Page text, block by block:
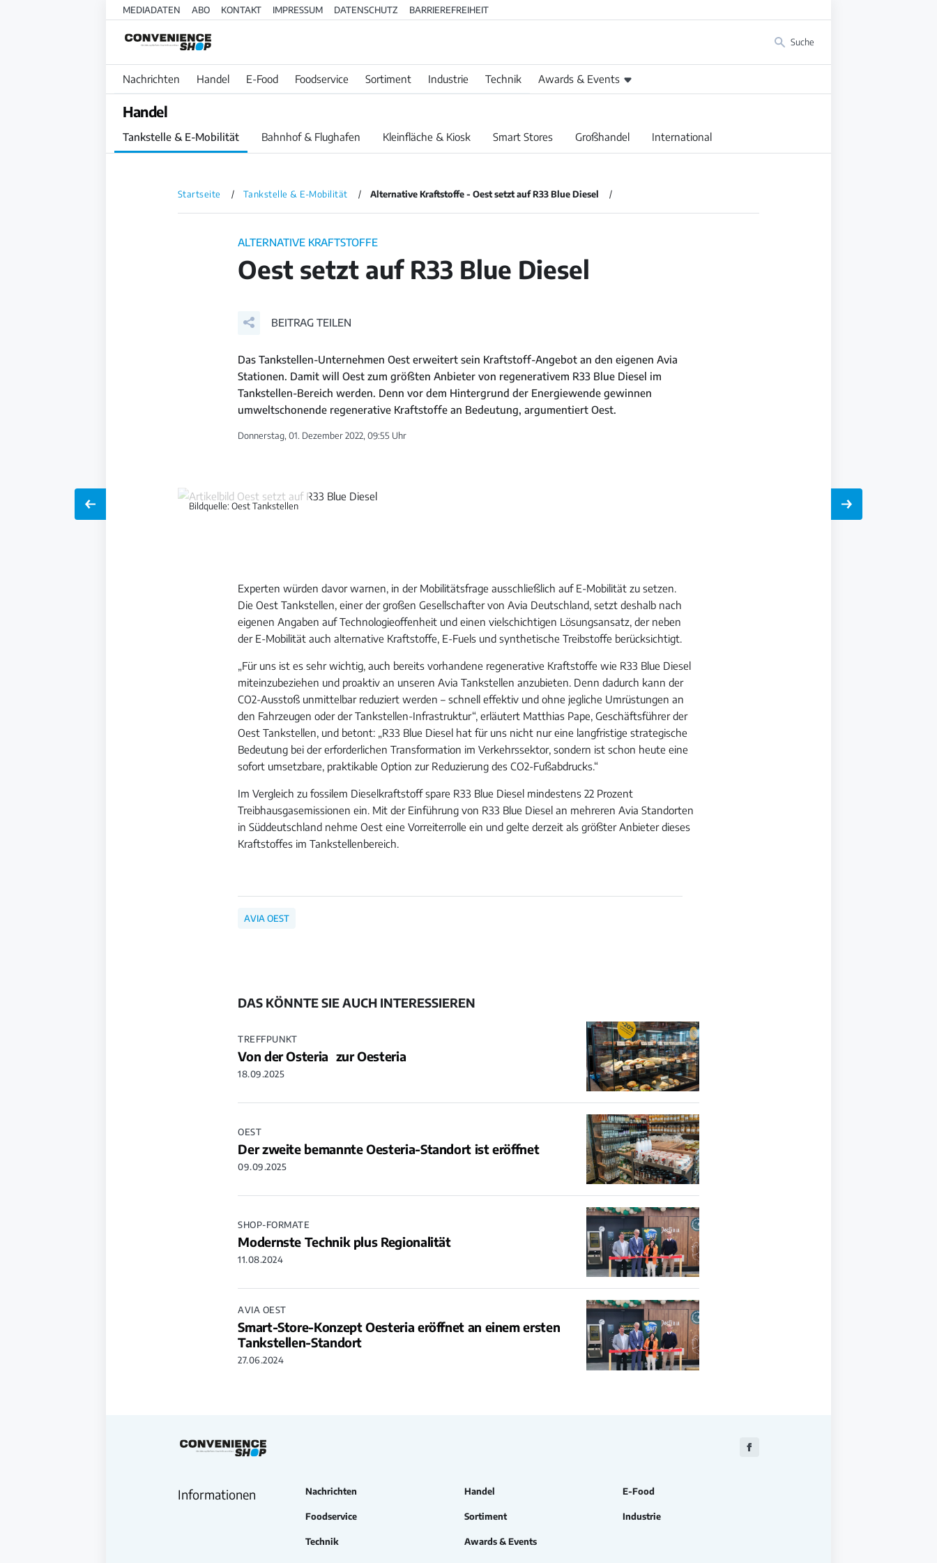
MEDIADATEN ABO KONTAKT IMPRESSUM DATENSCHUTZ BARRIEREFREIHEIT
Suche
Nachrichten Handel E-Food Foodservice Sortiment Industrie Technik Awards & Events
Handel
Tankstelle & E-Mobilität Bahnhof & Flughafen Kleinfläche & Kiosk Smart Stores Großhandel International
Startseite Tankstelle & E-Mobilität Alternative Kraftstoffe - Oest setzt auf R33 Blue Diesel
ALTERNATIVE KRAFTSTOFFE
Oest setzt auf R33 Blue Diesel
BEITRAG TEILEN
Das Tankstellen-Unternehmen Oest erweitert sein Kraftstoff-Angebot an den eigenen Avia
Stationen. Damit will Oest zum größten Anbieter von regenerativem R33 Blue Diesel im
Tankstellen-Bereich werden. Denn vor dem Hintergrund der Energiewende gewinnen
umweltschonende regenerative Kraftstoffe an Bedeutung, argumentiert Oest.
Donnerstag, 01. Dezember 2022, 09:55 Uhr
Bildquelle: Oest Tankstellen
Experten würden davor warnen, in der Mobilitätsfrage ausschließlich auf E-Mobilität zu setzen.
Die Oest Tankstellen, einer der großen Gesellschafter von Avia Deutschland, setzt deshalb nach
eigenen Angaben auf Technologieoffenheit und einen vielschichtigen Lösungsansatz, der neben
der E-Mobilität auch alternative Kraftstoffe, E-Fuels und synthetische Treibstoffe berücksichtigt.
„Für uns ist es sehr wichtig, auch bereits vorhandene regenerative Kraftstoffe wie R33 Blue Diesel
miteinzubeziehen und proaktiv an unseren Avia Tankstellen anzubieten. Denn dadurch kann der
CO2-Ausstoß unmittelbar reduziert werden – schnell effektiv und ohne jegliche Umrüstungen an
den Fahrzeugen oder der Tankstellen-Infrastruktur“, erläutert Matthias Pape, Geschäftsführer der
Oest Tankstellen, und betont: „R33 Blue Diesel hat für uns nicht nur eine langfristige strategische
Bedeutung bei der erforderlichen Transformation im Verkehrssektor, sondern ist schon heute eine
sofort umsetzbare, praktikable Option zur Reduzierung des CO2-Fußabdrucks.“
Im Vergleich zu fossilem Dieselkraftstoff spare R33 Blue Diesel mindestens 22 Prozent
Treibhausgasemissionen ein. Mit der Einführung von R33 Blue Diesel an mehreren Avia Standorten
in Süddeutschland nehme Oest eine Vorreiterrolle ein und gelte derzeit als größter Anbieter dieses
Kraftstoffes im Tankstellenbereich.
AVIA OEST
DAS KÖNNTE SIE AUCH INTERESSIEREN
TREFFPUNKT
Von der Osteria zur Oesteria
18.09.2025
OEST
Der zweite bemannte Oesteria-Standort ist eröffnet
09.09.2025
SHOP-FORMATE
Modernste Technik plus Regionalität
11.08.2024
AVIA OEST
Smart-Store-Konzept Oesteria eröffnet an einem ersten
Tankstellen-Standort
27.06.2024
Zu
Informationen Nachrichten Handel E-Food
Foodservice Sortiment Industrie
Technik Awards & Events